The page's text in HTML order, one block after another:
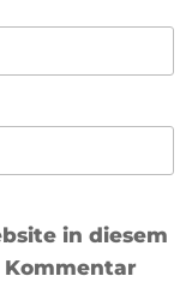
in diesem
Kommentar